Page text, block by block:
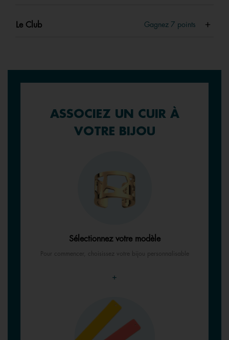
Le Club Gagnez 7 points
ASSOCIEZ UN CUIR À
VOTRE BIJOU
Sélectionnez votre modèle
Pour commencer, choisissez votre bijou personnalisable
+